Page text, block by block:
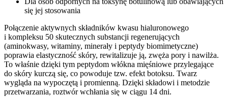
się jej stosowania
Połączenie aktywnych składników kwasu hialuronowego
i kompleksu 50 skutecznych substancji regenerujących
(aminokwasy, witaminy, minerały i peptydy biomimetyczne)
poprawia elastyczność skóry, rewitalizuje ją, zwęża pory i nawilża.
To właśnie dzięki tym peptydom włókna mięśniowe przylegające
do skóry kurczą się, co powoduje tzw. efekt botoksu. Twarz
wygląda na wypoczętą i promienną. Dzięki składowi i metodzie
przetwarzania, roztwór wchłania się w ciągu 14 dni.